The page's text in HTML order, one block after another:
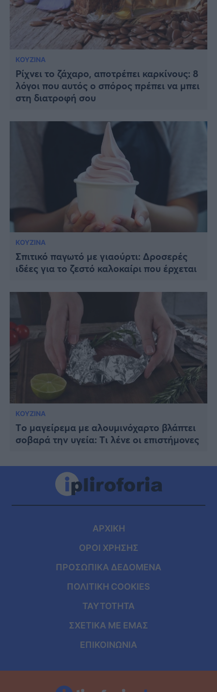
ΚΟΥΖΙΝΑ
Ρίχνει το ζάχαρο, αποτρέπει καρκίνους: 8
λόγοι που αυτός ο σπόρος πρέπει να μπει
στη διατροφή σου
ΚΟΥΖΙΝΑ
Σπιτικό παγωτό με γιαούρτι: Δροσερές
ιδέες για το ζεστό καλοκαίρι που έρχεται
ΚΟΥΖΙΝΑ
Tο μαγείρεμα με αλουμινόχαρτο βλάπτει
σοβαρά την υγεία: Tι λένε οι επιστήμονες
ΑΡΧΙΚΗ
ΟΡΟΙ ΧΡΗΣΗΣ
ΠΡΟΣΩΠΙΚΑ ΔΕΔΟΜΕΝΑ
ΠΟΛΙΤΙΚΗ COOKIES
ΤΑΥΤΟΤΗΤΑ
ΣΧΕΤΙΚΑ ΜΕ ΕΜΑΣ
ΕΠΙΚΟΙΝΩΝΙΑ